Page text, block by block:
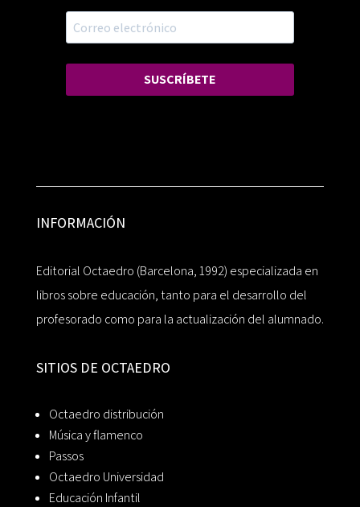
SUSCRÍBETE
INFORMACIÓN
Editorial Octaedro (Barcelona, 1992) especializada en
libros sobre educación, tanto para el desarrollo del
profesorado como para la actualización del alumnado.
SITIOS DE OCTAEDRO
Octaedro distribución
Música y flamenco
Passos
Octaedro Universidad
Educación Infantil